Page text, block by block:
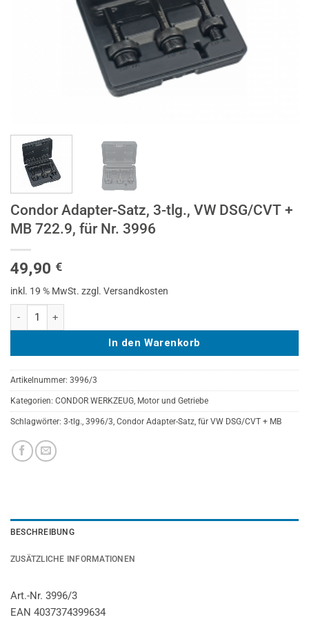
Condor Adapter-Satz, 3-tlg., VW DSG/CVT +
MB 722.9, für Nr. 3996
49,90 €
inkl. 19 % MwSt. zzgl. Versandkosten
In den Warenkorb
Artikelnummer: 3996/3
Kategorien: CONDOR WERKZEUG, Motor und Getriebe
Schlagwörter: 3-tlg., 3996/3, Condor Adapter-Satz, für VW DSG/CVT + MB
BESCHREIBUNG
ZUSÄTZLICHE INFORMATIONEN
Art.-Nr. 3996/3
EAN 4037374399634